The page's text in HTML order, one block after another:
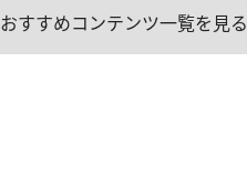
おすすめコンテンツ一覧を見る